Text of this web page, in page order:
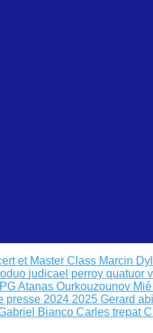
et Master Class Marcin
judicael perroy quatuor
Atanas Ourkouzounov
presse 2024 2025 Gerard
Bianco Carles trepat